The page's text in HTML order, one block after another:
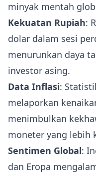
minyak mentah
Kekuatan Rupiah:
dolar dalam sesi
menurunkan daya
investor asing.
Data Inflasi:
melaporkan
menimbulkan
moneter yang lebih
Sentimen Global:
dan Eropa